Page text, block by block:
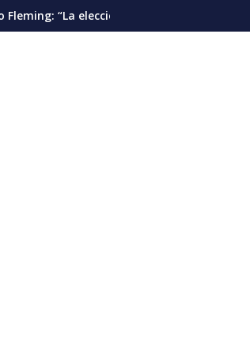
presidencial debería pautarse para
Cáncer de